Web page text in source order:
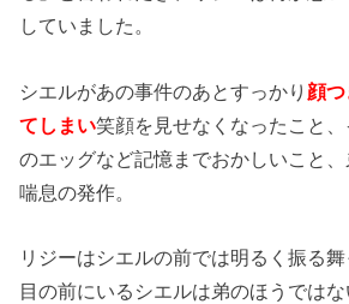
していました。
シエルがあの事件のあとすっかり 顔
てしまい笑顔を見せなくなったこと
のエッグなど記憶までおかしいこと
喘息の発作。
リジーはシエルの前では明るく振る
目の前にいるシエルは弟のほうでは